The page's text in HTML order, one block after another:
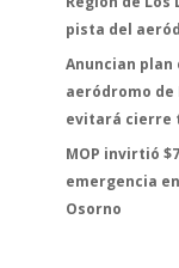
pista del
Anuncian
aeródromo
evitará cierre
MOP invirtió
emergencia
Osorno